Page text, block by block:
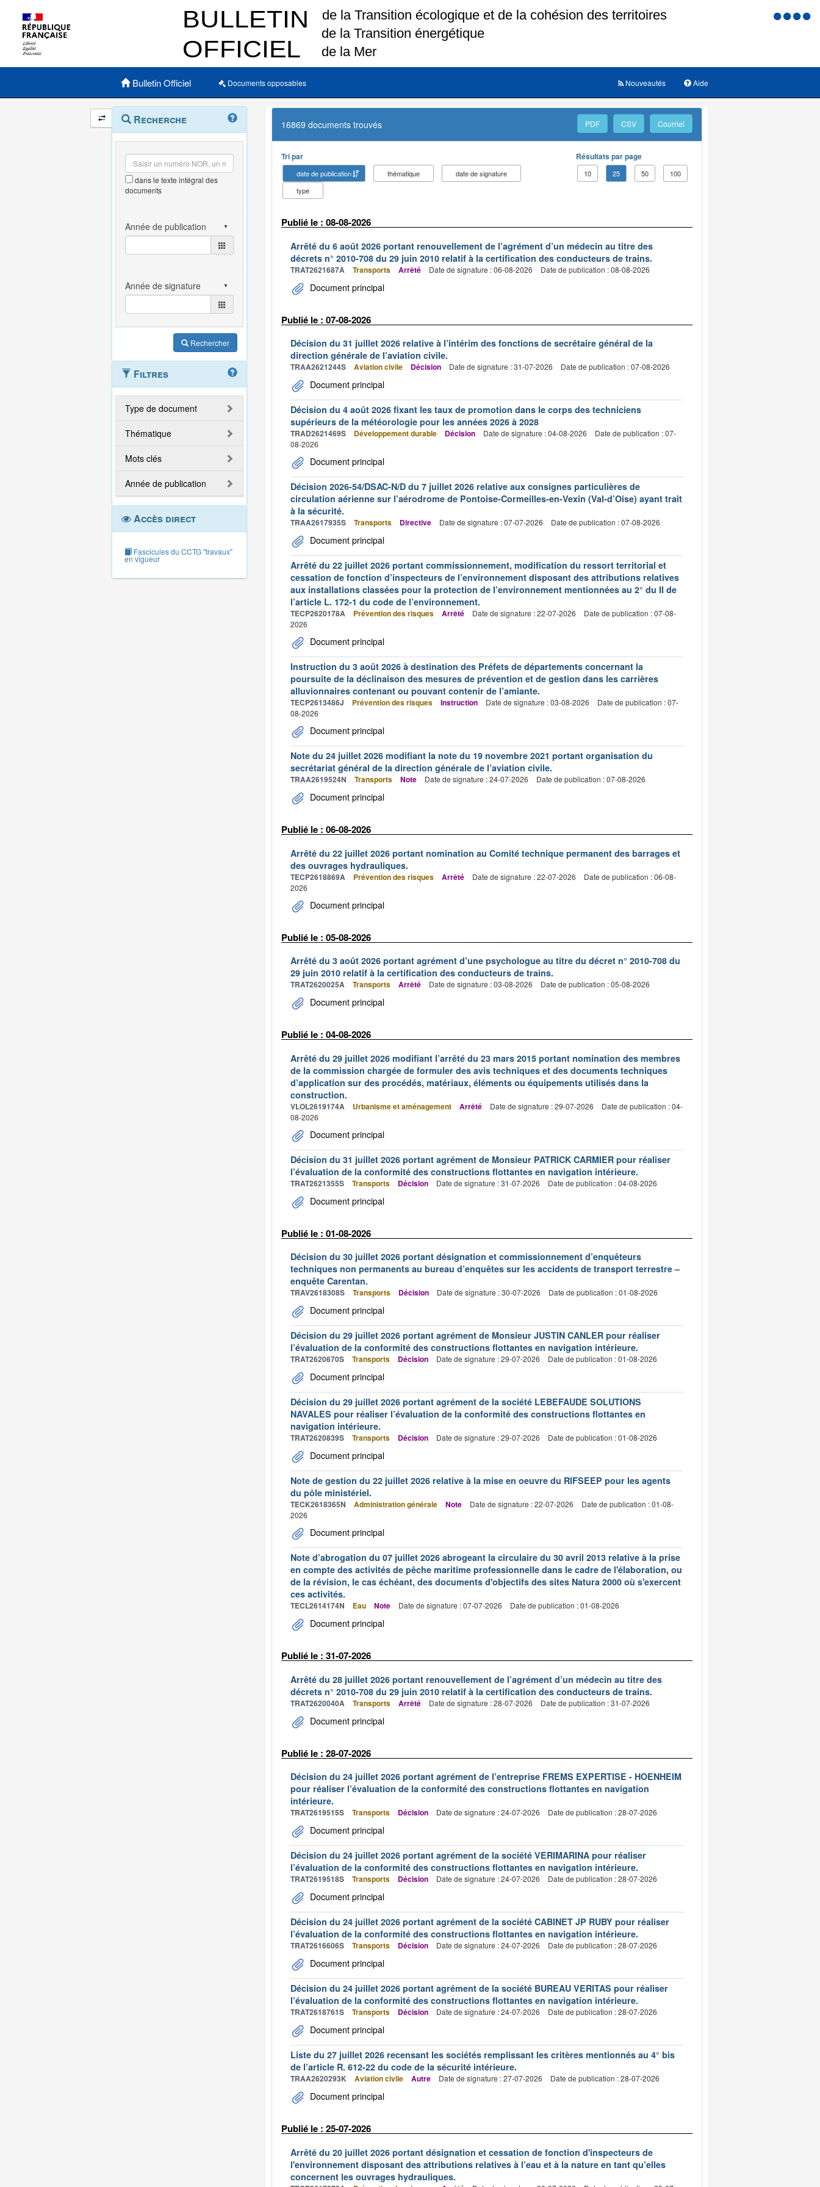
Menu
Menu principal
Bulletin Officiel Documents opposables Aide
Nouveautés
Navigation
et
outils
annexes
Menu
contextuel
Recherche
dans le texte intégral des
documents
Rechercher
Filtres
Type de document
Thématique
Mots clés
Année de publication
Accès direct
Fascicules du CCTG "travaux"
en vigueur
16869 documents trouvés PDF CSV Courriel
Tri par
date de publication thématique
date de signature
type
Résultats par page
10 25 50 100
Publié le : 08-08-2026
Arrêté du 6 août 2026 portant renouvellement de l’agrément d’un médecin au titre des
décrets n° 2010-708 du 29 juin 2010 relatif à la certification des conducteurs de trains.
TRAT2621687A Transports Arrêté Date de signature : 06-08-2026 Date de publication : 08-08-2026
Document principal
Publié le : 07-08-2026
Décision du 31 juillet 2026 relative à l’intérim des fonctions de secrétaire général de la
direction générale de l’aviation civile.
TRAA2621244S Aviation civile Décision Date de signature : 31-07-2026 Date de publication : 07-08-2026
Document principal
Décision du 4 août 2026 fixant les taux de promotion dans le corps des techniciens
supérieurs de la météorologie pour les années 2026 à 2028
TRAD2621469S Développement durable Décision Date de signature : 04-08-2026
Date de publication : 07-
08-2026
Document principal
Décision 2026-54/DSAC-N/D du 7 juillet 2026 relative aux consignes particulières de
circulation aérienne sur l’aérodrome de Pontoise-Cormeilles-en-Vexin (Val-d’Oise) ayant trait
à la sécurité.
TRAA2617935S Transports Directive Date de signature : 07-07-2026 Date de publication : 07-08-2026
Document principal
Arrêté du 22 juillet 2026 portant commissionnement, modification du ressort territorial et
cessation de fonction d’inspecteurs de l’environnement disposant des attributions relatives
aux installations classées pour la protection de l’environnement mentionnées au 2° du II de
l’article L. 172-1 du code de l’environnement.
TECP2620178A Prévention des risques Arrêté Date de signature : 22-07-2026
Date de publication : 07-08-
2026
Document principal
Instruction du 3 août 2026 à destination des Préfets de départements concernant la
poursuite de la déclinaison des mesures de prévention et de gestion dans les carrières
alluvionnaires contenant ou pouvant contenir de l’amiante.
TECP2613486J Prévention des risques Instruction Date de signature : 03-08-2026
Date de publication : 07-
08-2026
Document principal
Note du 24 juillet 2026 modifiant la note du 19 novembre 2021 portant organisation du
secrétariat général de la direction générale de l’aviation civile.
TRAA2619524N Transports Note Date de signature : 24-07-2026 Date de publication : 07-08-2026
Document principal
Publié le : 06-08-2026
Arrêté du 22 juillet 2026 portant nomination au Comité technique permanent des barrages et
des ouvrages hydrauliques.
TECP2618869A Prévention des risques Arrêté Date de signature : 22-07-2026
Date de publication : 06-08-
2026
Document principal
Publié le : 05-08-2026
Arrêté du 3 août 2026 portant agrément d’une psychologue au titre du décret n° 2010-708 du
29 juin 2010 relatif à la certification des conducteurs de trains.
TRAT2620025A Transports Arrêté Date de signature : 03-08-2026 Date de publication : 05-08-2026
Document principal
Publié le : 04-08-2026
Arrêté du 29 juillet 2026 modifiant l’arrêté du 23 mars 2015 portant nomination des membres
de la commission chargée de formuler des avis techniques et des documents techniques
d’application sur des procédés, matériaux, éléments ou équipements utilisés dans la
construction.
VLOL2619174A Urbanisme et aménagement Arrêté Date de signature : 29-07-2026
Date de publication : 04-
08-2026
Document principal
Décision du 31 juillet 2026 portant agrément de Monsieur PATRICK CARMIER pour réaliser
l’évaluation de la conformité des constructions flottantes en navigation intérieure.
TRAT2621355S Transports Décision Date de signature : 31-07-2026 Date de publication : 04-08-2026
Document principal
Publié le : 01-08-2026
Décision du 30 juillet 2026 portant désignation et commissionnement d’enquêteurs
techniques non permanents au bureau d’enquêtes sur les accidents de transport terrestre –
enquête Carentan.
TRAV2618308S Transports Décision Date de signature : 30-07-2026 Date de publication : 01-08-2026
Document principal
Décision du 29 juillet 2026 portant agrément de Monsieur JUSTIN CANLER pour réaliser
l’évaluation de la conformité des constructions flottantes en navigation intérieure.
TRAT2620670S Transports Décision Date de signature : 29-07-2026 Date de publication : 01-08-2026
Document principal
Décision du 29 juillet 2026 portant agrément de la société LEBEFAUDE SOLUTIONS
NAVALES pour réaliser l’évaluation de la conformité des constructions flottantes en
navigation intérieure.
TRAT2620839S Transports Décision Date de signature : 29-07-2026 Date de publication : 01-08-2026
Document principal
Note de gestion du 22 juillet 2026 relative à la mise en oeuvre du RIFSEEP pour les agents
du pôle ministériel.
TECK2618365N Administration générale Note Date de signature : 22-07-2026
Date de publication : 01-08-
2026
Document principal
Note d’abrogation du 07 juillet 2026 abrogeant la circulaire du 30 avril 2013 relative à la prise
en compte des activités de pêche maritime professionnelle dans le cadre de l'élaboration, ou
de la révision, le cas échéant, des documents d'objectifs des sites Natura 2000 où s'exercent
ces activités.
TECL2614174N Eau Note Date de signature : 07-07-2026 Date de publication : 01-08-2026
Document principal
Publié le : 31-07-2026
Arrêté du 28 juillet 2026 portant renouvellement de l’agrément d’un médecin au titre des
décrets n° 2010-708 du 29 juin 2010 relatif à la certification des conducteurs de trains.
TRAT2620040A Transports Arrêté Date de signature : 28-07-2026 Date de publication : 31-07-2026
Document principal
Publié le : 28-07-2026
Décision du 24 juillet 2026 portant agrément de l’entreprise FREMS EXPERTISE - HOENHEIM
pour réaliser l’évaluation de la conformité des constructions flottantes en navigation
intérieure.
TRAT2619515S Transports Décision Date de signature : 24-07-2026 Date de publication : 28-07-2026
Document principal
Décision du 24 juillet 2026 portant agrément de la société VERIMARINA pour réaliser
l’évaluation de la conformité des constructions flottantes en navigation intérieure.
TRAT2619518S Transports Décision Date de signature : 24-07-2026 Date de publication : 28-07-2026
Document principal
Décision du 24 juillet 2026 portant agrément de la société CABINET JP RUBY pour réaliser
l’évaluation de la conformité des constructions flottantes en navigation intérieure.
TRAT2616606S Transports Décision Date de signature : 24-07-2026 Date de publication : 28-07-2026
Document principal
Décision du 24 juillet 2026 portant agrément de la société BUREAU VERITAS pour réaliser
l’évaluation de la conformité des constructions flottantes en navigation intérieure.
TRAT2618761S Transports Décision Date de signature : 24-07-2026 Date de publication : 28-07-2026
Document principal
Liste du 27 juillet 2026 recensant les sociétés remplissant les critères mentionnés au 4° bis
de l’article R. 612-22 du code de la sécurité intérieure.
TRAA2620293K Aviation civile Autre Date de signature : 27-07-2026 Date de publication : 28-07-2026
Document principal
Publié le : 25-07-2026
Arrêté du 20 juillet 2026 portant désignation et cessation de fonction d'inspecteurs de
l'environnement disposant des attributions relatives à l’eau et à la nature en tant qu’elles
concernent les ouvrages hydrauliques.